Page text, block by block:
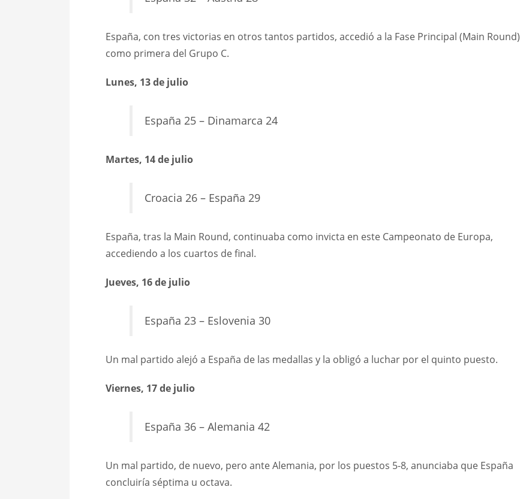
España, con tres victorias en otros tantos partidos, accedió a la Fase Principal (Main Round)
como primera del Grupo C.
Lunes, 13 de julio
España 25 – Dinamarca 24
Martes, 14 de julio
Croacia 26 – España 29
España, tras la Main Round, continuaba como invicta en este Campeonato de Europa,
accediendo a los cuartos de final.
Jueves, 16 de julio
España 23 – Eslovenia 30
Un mal partido alejó a España de las medallas y la obligó a luchar por el quinto puesto.
Viernes, 17 de julio
España 36 – Alemania 42
Un mal partido, de nuevo, pero ante Alemania, por los puestos 5-8, anunciaba que España
concluiría séptima u octava.